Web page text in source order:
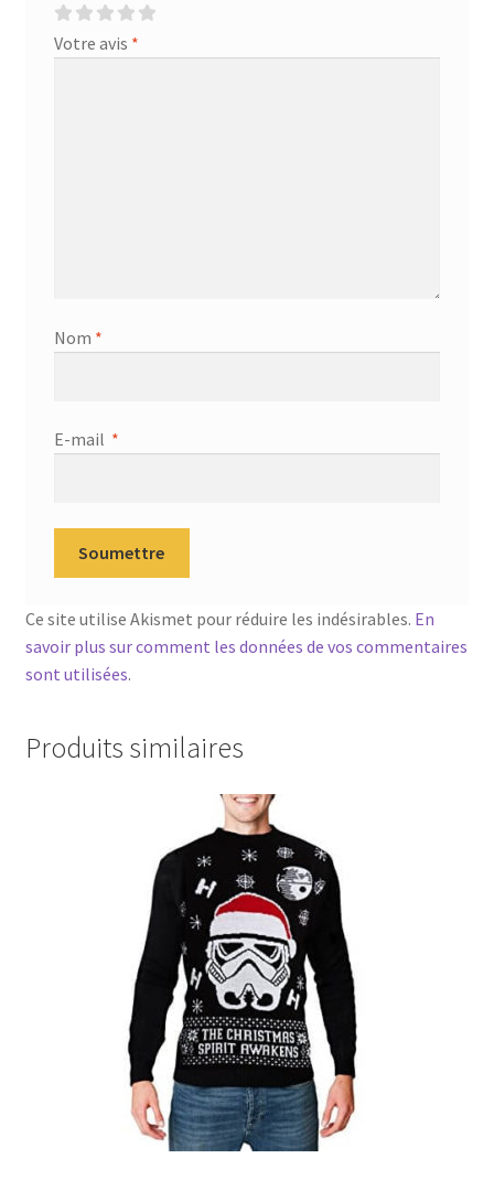
Votre avis *
Nom *
E-mail *
Ce site utilise Akismet pour réduire les indésirables. En
savoir plus sur comment les données de vos commentaires
sont utilisées.
Produits similaires